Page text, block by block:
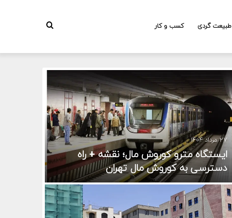
طبیعت گردی کسب و کار جستجو
۲۷ مرداد ۱۴۰۴
ایستگاه مترو کوروش مال؛ نقشه + راه
دسترسی به کوروش مال تهران